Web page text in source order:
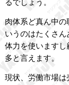
るでしょう。
肉体系ど真ん中
いうのはたくさ
体力を使います
多と言えます。
現状、労働市場は